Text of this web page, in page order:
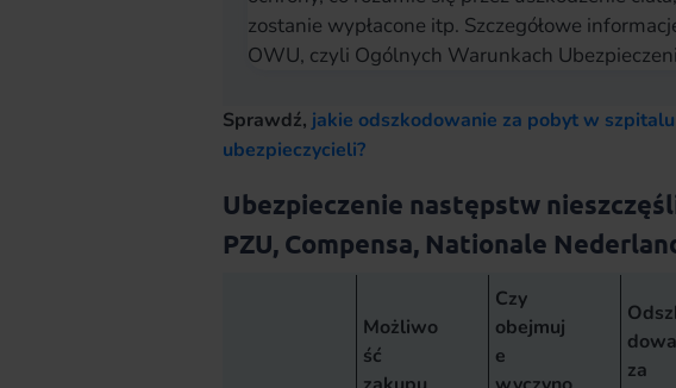
zostanie wypłacone itp. Szczegółowe
OWU, czyli Ogólnych Warunkach
Sprawdź, jakie odszkodowanie za pobyt w
ubezpieczycieli?
Ubezpieczenie następstw
PZU, Compensa, Nationale
Możliwo
ść
Czy
obejmuj
e
za